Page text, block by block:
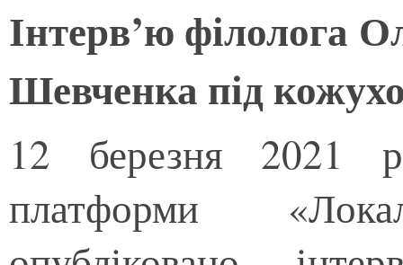
Інтерв’ю філолога
Шевченка під
12 березня 2021
платформи